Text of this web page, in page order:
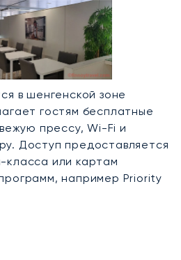
в шенгенской зоне
гостям бесплатные
прессу, Wi-Fi и
Доступ предоставляется
или картам
например Priority